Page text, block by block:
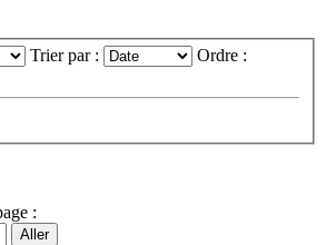
Trier par : Ordre :
: